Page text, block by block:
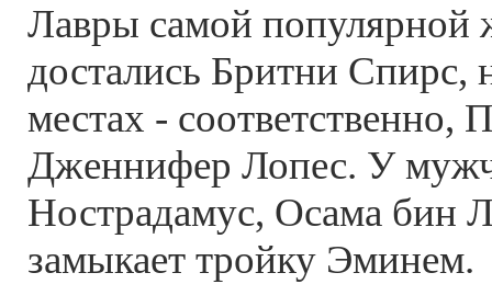
Лавры самой
достались Бритни Спирс,
местах - соответственно,
Дженнифер Лопес. У
Нострадамус, Осама бин
замыкает тройку Эминем.